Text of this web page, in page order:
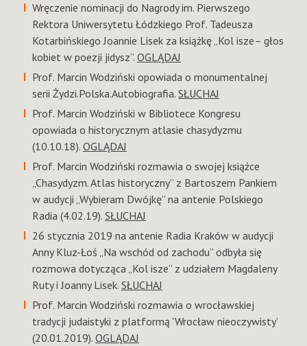
Wręczenie nominacji do Nagrody im. Pierwszego
Rektora Uniwersytetu Łódzkiego Prof. Tadeusza
Kotarbińskiego Joannie Lisek za książkę „Kol isze– głos
kobiet w poezji jidysz”. OGLĄDAJ
Prof. Marcin Wodziński opowiada o monumentalnej
serii Żydzi.Polska.Autobiografia. SŁUCHAJ
Prof. Marcin Wodziński w Bibliotece Kongresu
opowiada o historycznym atlasie chasydyzmu
(10.10.18). OGLĄDAJ
Prof. Marcin Wodziński rozmawia o swojej książce
„Chasydyzm. Atlas historyczny” z Bartoszem Pankiem
w audycji „Wybieram Dwójkę” na antenie Polskiego
Radia (4.02.19). SŁUCHAJ
26 stycznia 2019 na antenie Radia Kraków w audycji
Anny Kluz-Łoś „Na wschód od zachodu” odbyła się
rozmowa dotycząca „Kol isze” z udziałem Magdaleny
Ruty i Joanny Lisek. SŁUCHAJ
Prof. Marcin Wodziński rozmawia o wrocławskiej
tradycji judaistyki z platformą 'Wrocław nieoczywisty’
(20.01.2019). OGLĄDAJ